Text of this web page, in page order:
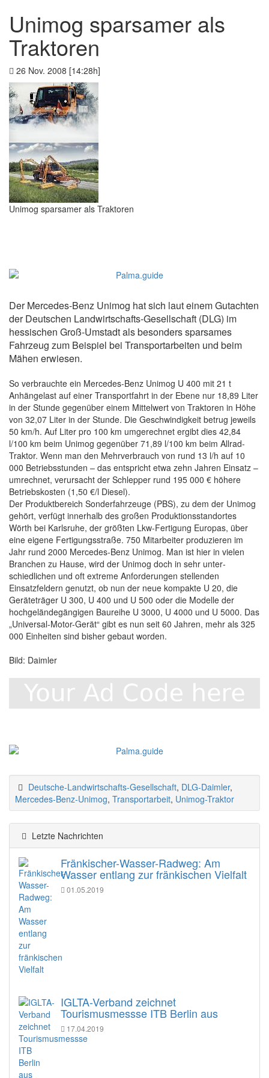
Unimog sparsamer als
Traktoren
26 Nov. 2008 [14:28h]
Unimog sparsamer als Traktoren
Der Mercedes-Benz Unimog hat sich laut einem Gutachten
der Deutschen Landwirtschafts-Gesellschaft (DLG) im
hessischen Groß-Umstadt als besonders sparsames
Fahrzeug zum Beispiel bei Transport­arbeiten und beim
Mähen erwiesen.
So verbrauchte ein Mercedes-Benz Unimog U 400 mit 21 t
Anhängelast auf einer Transportfahrt in der Ebene nur 18,89 Liter
in der Stunde gegenüber einem Mittelwert von Traktoren in Höhe
von 32,07 Liter in der Stunde. Die Geschwindigkeit betrug jeweils
50 km/h. Auf Liter pro 100 km umgerechnet ergibt dies 42,84
l/100 km beim Unimog gegenüber 71,89 l/100 km beim Allrad-
Traktor. Wenn man den Mehrverbrauch von rund 13 l/h auf 10
000 Betriebsstunden – das entspricht etwa zehn Jahren Einsatz –
umrechnet, verursacht der Schlepper rund 195 000 € höhere
Betriebskosten (1,50 €/l Diesel).
Der Produktbereich Sonderfahr­zeuge (PBS), zu dem der Unimog
gehört, verfügt innerhalb des großen Produktionsstandortes
Wörth bei Karlsruhe, der größten Lkw-Fertigung Europas, über
eine eigene Fertigungs­straße. 750 Mit­arbeiter produzieren im
Jahr rund 2000 Mercedes-Benz Unimog. Man ist hier in vielen
Branchen zu Hause, wird der Unimog doch in sehr unter­
schiedlichen und oft extreme Anforderungen stellenden
Einsatzfeldern genutzt, ob nun der neue kompakte U 20, die
Geräteträger U 300, U 400 und U 500 oder die Modelle der
hochgelände­gängigen Baureihe U 3000, U 4000 und U 5000. Das
„Universal-Motor-Gerät“ gibt es nun seit 60 Jahren, mehr als 325
000 Einheiten sind bisher gebaut worden.
Bild: Daimler
Deutsche-Landwirtschafts-Gesellschaft, DLG-Daimler,
Mercedes-Benz-Unimog, Transport­arbeit, Unimog-Traktor
Letzte Nachrichten
Fränkischer-Wasser-Radweg: Am
Wasser entlang zur fränkischen Vielfalt
01.05.2019
IGLTA-Verband zeichnet
Tourismusmessse ITB Berlin aus
17.04.2019